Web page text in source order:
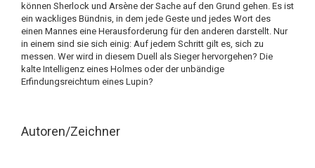
können Sherlock und Arsène der Sache auf den Grund gehen. Es ist
ein wackliges Bündnis, in dem jede Geste und jedes Wort des
einen Mannes eine Herausforderung für den anderen darstellt. Nur
in einem sind sie sich einig: Auf jedem Schritt gilt es, sich zu
messen. Wer wird in diesem Duell als Sieger hervorgehen? Die
kalte Intelligenz eines Holmes oder der unbändige
Erfindungsreichtum eines Lupin?
Autoren/Zeichner